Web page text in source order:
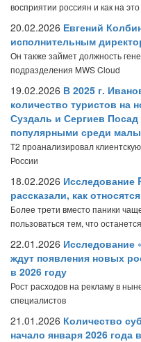
восприятии россиян и как на
20.02.2026 Евгений
исполнительным
Он также займет должность
подразделения MWS Cloud
19.02.2026 В 2025 г.
количество туристов на
Суздаль и Сергиев
популярными среди
T2 проанализировал
России
18.02.2026 Исследование
рассказали, как
Более трети вместо паники
пользоваться тем, что
22.01.2026 Исследование
ждут появления новых
в 2026 году
Рост расходов на рекламу в
специалистов
21.01.2026 Количество
начало января 2026 года